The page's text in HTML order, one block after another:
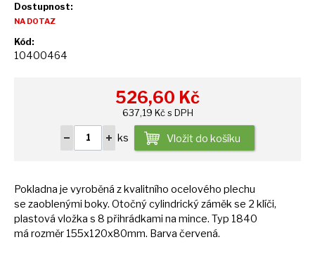
Dostupnost:
NA DOTAZ
Kód:
10400464
526,60 Kč
637,19 Kč s DPH
ks Vložit do košíku
Pokladna je vyroběná zkvalitního ocelového plechu
se zaoblenými boky. Otočný cylindrický záměkse 2 klíči,
plastová vložka s 8 přihrádkami na mince. Typ 1840
má rozměr 155x120x80mm. Barva červená.